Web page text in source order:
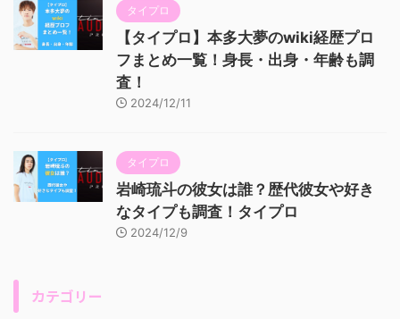
タイプロ
【タイプロ】本多大夢のwiki経歴プロ
フまとめ一覧！身長・出身・年齢も調
査！
2024/12/11
タイプロ
岩崎琉斗の彼女は誰？歴代彼女や好き
なタイプも調査！タイプロ
2024/12/9
カテゴリー